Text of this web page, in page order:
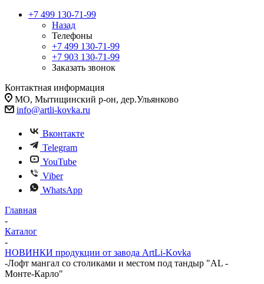
+7 499 130-71-99
Назад
Телефоны
+7 499 130-71-99
+7 903 130-71-99
Заказать звонок
Контактная информация
МО, Мытищинский р-он, дер.Ульянково
info@artli-kovka.ru
Вконтакте
Telegram
YouTube
Viber
WhatsApp
Главная
-
Каталог
-
НОВИНКИ продукции от завода ArtLi-Kovka
-Лофт мангал со столиками и местом под тандыр "AL -
Монте-Карло"